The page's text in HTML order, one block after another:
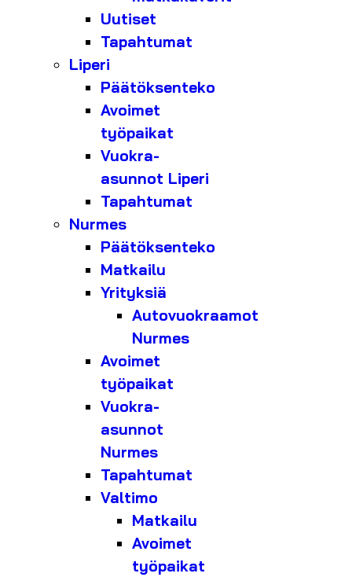
Uutiset
Tapahtumat
Liperi
Päätöksenteko
Avoimet
työpaikat
Vuokra-
asunnot Liperi
Tapahtumat
Nurmes
Päätöksenteko
Matkailu
Yrityksiä
Autovuokraamot
Nurmes
Avoimet
työpaikat
Vuokra-
asunnot
Nurmes
Tapahtumat
Valtimo
Matkailu
Avoimet
työpaikat